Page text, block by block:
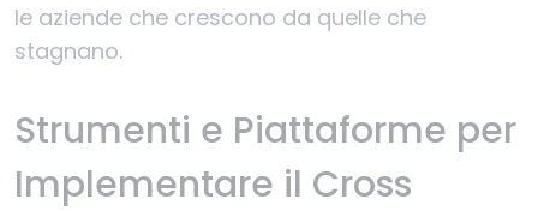
le aziende che crescono da quelle che
stagnano.
Strumenti e Piattaforme per
Implementare il Cross